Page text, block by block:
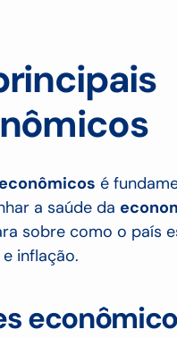
é
a saúde da
sobre como o país
inflação.